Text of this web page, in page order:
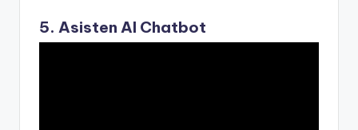
5. Asisten AI Chatbot